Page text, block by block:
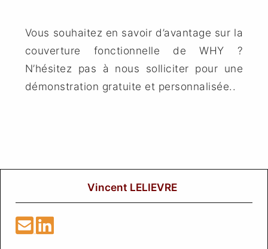
Vous souhaitez en savoir d’avantage sur la
couverture fonctionnelle de WHY ?
N’hésitez pas à nous solliciter pour une
démonstration gratuite et personnalisée..
Vincent LELIEVRE